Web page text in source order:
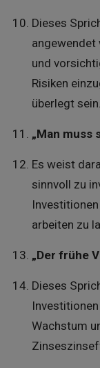
Dieses
angewendet
und
Risiken
überlegt sein.
„Man muss
Es weist
sinnvoll zu
arbeiten zu
„Der frühe
Dieses
Wachstum